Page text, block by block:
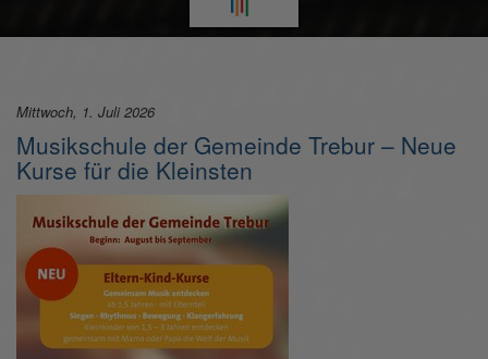
Mittwoch, 1. Juli 2026
Musikschule der Gemeinde Trebur – Neue
Kurse für die Kleinsten